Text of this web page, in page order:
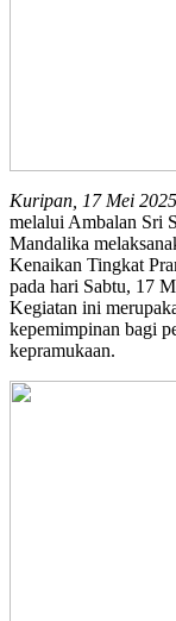
Kuripan, 17 Mei 2025
melalui Ambalan Sri
Mandalika
Kenaikan Tingkat
pada hari Sabtu, 17
Kegiatan ini
kepemimpinan bagi
kepramukaan.